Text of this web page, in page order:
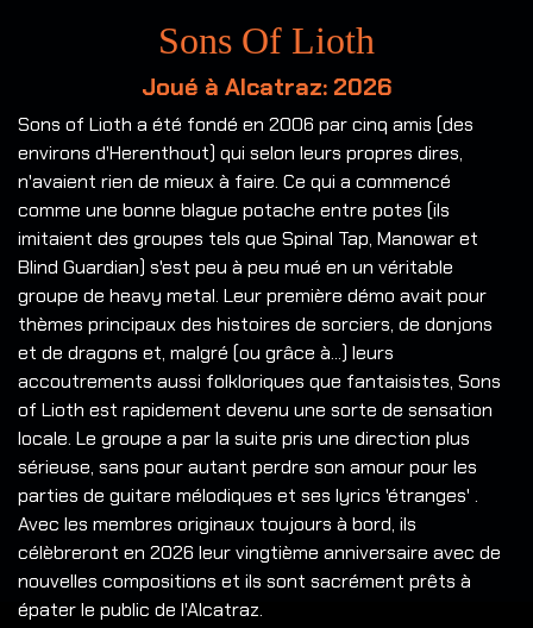
Sons Of Lioth
Joué à Alcatraz: 2026
Sons of Lioth a été fondé en 2006 par cinq amis (des
environs d'Herenthout) qui selon leurs propres dires,
n'avaient rien de mieux à faire. Ce qui a commencé
comme une bonne blague potache entre potes (ils
imitaient des groupes tels que Spinal Tap, Manowar et
Blind Guardian) s'est peu à peu mué en un véritable
groupe de heavy metal. Leur première démo avait pour
thèmes principaux des histoires de sorciers, de donjons
et de dragons et, malgré (ou grâce à...) leurs
accoutrements aussi folkloriques que fantaisistes, Sons
of Lioth est rapidement devenu une sorte de sensation
locale. Le groupe a par la suite pris une direction plus
sérieuse, sans pour autant perdre son amour pour les
parties de guitare mélodiques et ses lyrics 'étranges' .
Avec les membres originaux toujours à bord, ils
célèbreront en 2026 leur vingtième anniversaire avec de
nouvelles compositions et ils sont sacrément prêts à
épater le public de l'Alcatraz.